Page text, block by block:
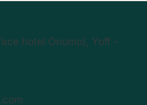
hotel Onomo), Yoff -